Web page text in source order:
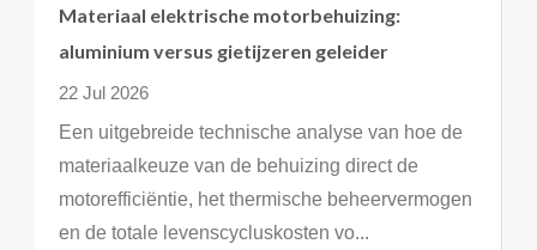
Materiaal elektrische motorbehuizing:
aluminium versus gietijzeren geleider
22 Jul 2026
Een uitgebreide technische analyse van hoe de
materiaalkeuze van de behuizing direct de
motorefficiëntie, het thermische beheervermogen
en de totale levenscycluskosten vo...